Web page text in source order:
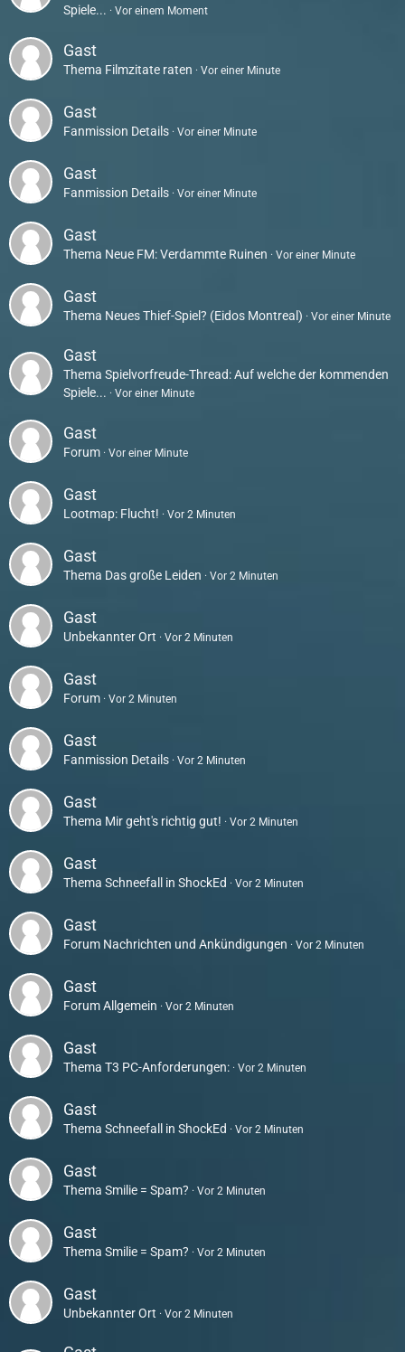
Spiele...
Vor einem Moment
Gast
Thema Filmzitate raten Vor einer Minute
Gast
Fanmission Details Vor einer Minute
Gast
Fanmission Details Vor einer Minute
Gast
Thema Neue FM: Verdammte Ruinen Vor einer Minute
Gast
Thema Neues Thief-Spiel? (Eidos Montreal) Vor einer Minute
Gast
Thema Spielvorfreude-Thread: Auf welche der kommenden
Spiele...
Vor einer Minute
Gast
Forum Vor einer Minute
Gast
Lootmap: Flucht! Vor 2 Minuten
Gast
Thema Das große Leiden Vor 2 Minuten
Gast
Unbekannter Ort Vor 2 Minuten
Gast
Forum Vor 2 Minuten
Gast
Fanmission Details Vor 2 Minuten
Gast
Thema Mir geht's richtig gut! Vor 2 Minuten
Gast
Thema Schneefall in ShockEd Vor 2 Minuten
Gast
Forum Nachrichten und Ankündigungen Vor 2 Minuten
Gast
ForumAllgemein Vor 2 Minuten
Gast
Thema T3 PC-Anforderungen: Vor 2 Minuten
Gast
Thema Schneefall in ShockEd Vor 2 Minuten
Gast
Thema Smilie = Spam? Vor 2 Minuten
Gast
Thema Smilie = Spam? Vor 2 Minuten
Gast
Unbekannter Ort Vor 2 Minuten